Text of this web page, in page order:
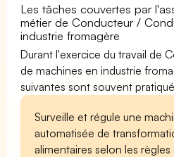
Les tâches couvertes par
métier de Conducteur /
industrie fromagère
Durant l'exercice du travail de
de machines en industrie
suivantes sont souvent
Surveille et régule une
automatisée de
alimentaires selon les